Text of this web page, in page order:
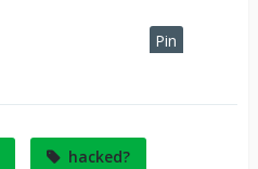
Pin
hacked?